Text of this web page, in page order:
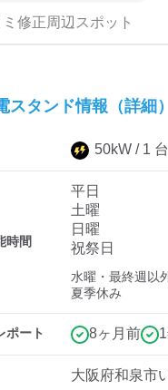
修正周辺スポット
スタンド情報（詳細）
50kW / 1 台
時間
平日
土曜
日曜
祝祭日
水曜・最終週以
夏季休み
ポート 8ヶ月前
大阪府和泉市